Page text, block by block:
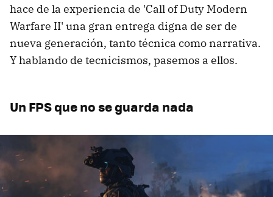
hace de la experiencia de 'Call of Duty Modern
Warfare II' una gran entrega digna de ser de
nueva generación, tanto técnica como narrativa.
Y hablando de tecnicismos, pasemos a ellos.
Un FPS que no se guarda nada